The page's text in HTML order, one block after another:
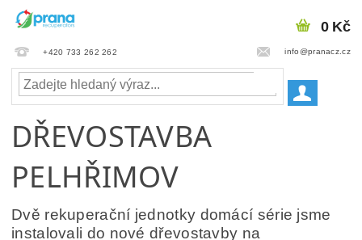
+420 733 262 262 info@pranacz.cz
0 Kč
DŘEVOSTAVBA
PELHŘIMOV
Dvě rekuperační jednotky domácí série jsme
instalovali do nové dřevostavby na